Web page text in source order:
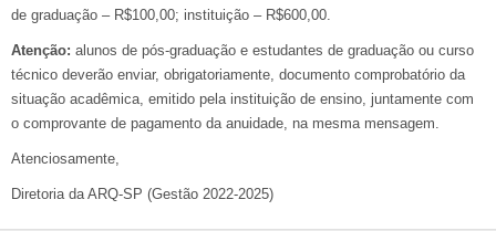
de graduação – R$100,00; instituição – R$600,00.
Atenção: alunos de pós-graduação e estudantes de graduação ou curso
técnico deverão enviar, obrigatoriamente, documento comprobatório da
situação acadêmica, emitido pela instituição de ensino, juntamente com
o comprovante de pagamento da anuidade, na mesma mensagem.
Atenciosamente,
Diretoria da ARQ-SP (Gestão 2022-2025)